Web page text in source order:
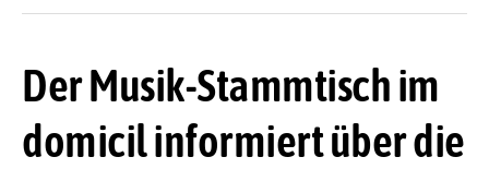
Der Musik-Stammtisch im
domicil informiert über die